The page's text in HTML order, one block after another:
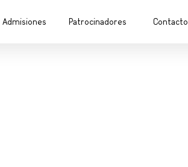
Admisiones Patrocinadores Contacto